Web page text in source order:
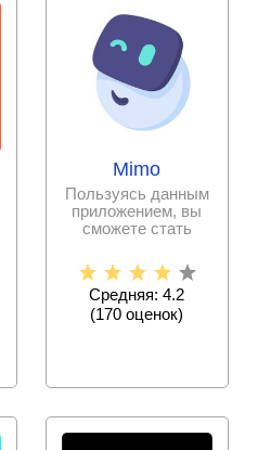
Mimo
Пользуясь данным
приложением, вы
сможете стать
сравнительно
Средняя: 4.2
(170 оценок)